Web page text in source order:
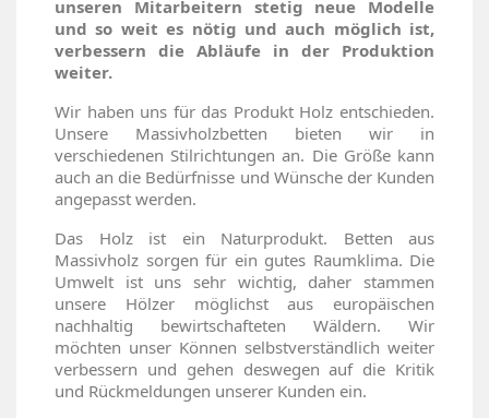
unseren Mitarbeitern stetig neue Modelle
und so weit es nötig und auch möglich ist,
verbessern die Abläufe in der Produktion
weiter.
Wir haben uns für das Produkt Holz entschieden.
Unsere Massivholzbetten bieten wir in
verschiedenen Stilrichtungen an. Die Größe kann
auch an die Bedürfnisse und Wünsche der Kunden
angepasst werden.
Das Holz ist ein Naturprodukt. Betten aus
Massivholz sorgen für ein gutes Raumklima. Die
Umwelt ist uns sehr wichtig, daher stammen
unsere Hölzer möglichst aus europäischen
nachhaltig bewirtschafteten Wäldern. Wir
möchten unser Können selbstverständlich weiter
verbessern und gehen deswegen auf die Kritik
und Rückmeldungen unserer Kunden ein.